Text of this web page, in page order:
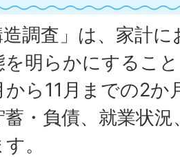
造調査」は、家計
を明らかにするこ
から11月までの2か
・負債、就業状
。